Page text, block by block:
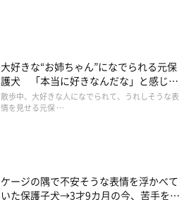
大好きな“お姉ちゃん”になでられる元保
護犬 「本当に好きなんだな」と感じる
表情にほっこり
散歩中、大好きな人になでられて、うれしそうな表
情を見せる元保 …
ケージの隅で不安そうな表情を浮かべて
いた保護子犬→3才9カ月の今、苦手を克